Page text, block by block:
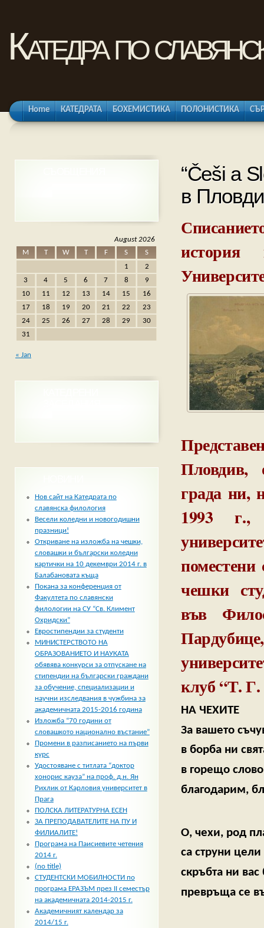
Катедра по
Home КАТЕДРАТА БОХЕМИСТИКА ПОЛОНИСТИКА
“Češi a
в
история
Пловдив,
града ни,
1993 г.,
чешки
във
клуб “Т.
НА ЧЕХИТЕ
За вашето
в борба ни
в горещо
благодарим,
О, чехи, род
са струни
скръбта ни
превръща се
August 2026
M
T W T F S
S
1
2
3
4 5 6 7 8
9
10
11 12 13 14 15
16
17
18 19 20 21 22
23
24
25 26 27 28 29
30
31
« Jan
Нов сайт на Катедрата по
славянска филология
Весели коледни и новогодишни
празници!
Откриване на изложба на чешки,
словашки и български коледни
картички на 10 декември 2014 г. в
Балабановата къща
Покана за конференция от
Факултета по славянски
филологии на СУ “Св. Климент
Охридски”
Евростипендии за студенти
МИНИСТЕРСТВОТО НА
ОБРАЗОВАНИЕТО И НАУКАТА
обявява конкурси за отпускане на
стипендии на български граждани
за обучение, специализации и
научни изследвания в чужбина за
академичната 2015-2016 година
Изложба “70 години от
словашкото национално въстание”
Промени в разписанието на първи
курс
Удостояване с титлата “доктор
хонорис кауза” на проф. д.н. Ян
Рихлик от Карловия университет в
Прага
ПОЛСКА ЛИТЕРАТУРНА ЕСЕН
ЗА ПРЕПОДАВАТЕЛИТЕ НА ПУ И
ФИЛИАЛИТЕ!
Програма на Паисиевите четения
2014 г.
(no title)
СТУДЕНТСКИ МОБИЛНОСТИ по
програма ЕРАЗЪМ през II семестър
на академичната 2014-2015 г.
Академичният календар за
2014/15 г.